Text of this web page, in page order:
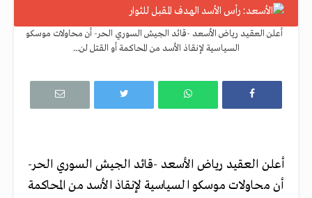
أعلن العقيد رياض الأسعد -قائد الجيش السوري الحر- أن محاولات موسكو
السياسية لإنقاذ الأسد من المحاكمة أو القتل لن...
أعلن العقيد رياض الأسعد -قائد الجيش السوري الحر-
أن محاولات موسكو السياسية لإنقاذ الأسد من المحاكمة